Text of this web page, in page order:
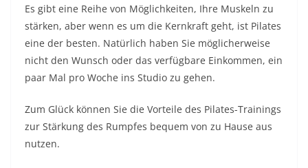
Es gibt eine Reihe von Möglichkeiten, Ihre Muskeln zu
stärken, aber wenn es um die Kernkraft geht, ist Pilates
eine der besten. Natürlich haben Sie möglicherweise
nicht den Wunsch oder das verfügbare Einkommen, ein
paar Mal pro Woche ins Studio zu gehen.
Zum Glück können Sie die Vorteile des Pilates-Trainings
zur Stärkung des Rumpfes bequem von zu Hause aus
nutzen.